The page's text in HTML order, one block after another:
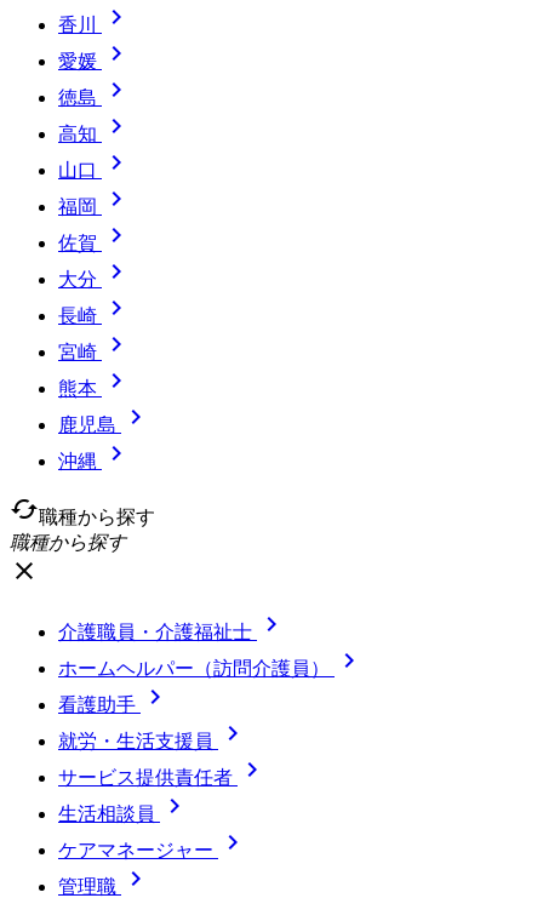
香川 
愛媛 
徳島 
高知 
山口 
福岡 
佐賀 
大分 
長崎 
宮崎 
熊本 
鹿児島 
沖縄

cached職種から探す
職種から探す
close
介護職員・介護福祉士 
ホームヘルパー（訪問介護員） 
看護助手 
就労・生活支援員 
サービス提供責任者 
生活相談員 
ケアマネージャー 
管理職 